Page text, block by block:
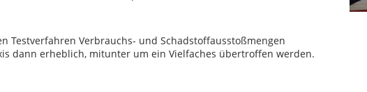
Testverfahren Verbrauchs- und Schadstoffausstoßmengen
dann erheblich, mitunter um ein Vielfaches übertroffen werden.